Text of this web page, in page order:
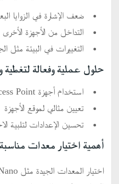
ضعف الإشارة في الزوايا
التداخل من الأجهزة الأخرى
التغييرات في البيئة مثل
حلول عملية وفعالة لتغطية
استخدام أجهزة Access Point
تعيين مثالي لموقع الأجهزة
تحسين الإعدادات لتلبية
أهمية اختيار معدات مناسبة